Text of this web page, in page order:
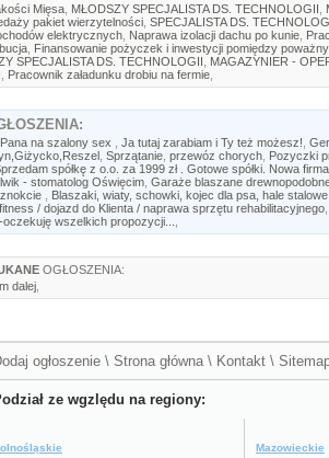
Mięsa MŁODSZY SPECJALISTA DS. TECHNOLOGII
pakiet wierzytelności SPECJALISTA DS.
elektrycznych Naprawa izolacji dachu po kunie
Finansowanie pożyczek i inwestycji pomiędzy
SPECJALISTA DS. TECHNOLOGII
MAGAZYNIER -
Pracownik załadunku drobiu na fermie
na szalony sex Ja tutaj zarabiam i Ty też możesz!
Sprzątanie przewóz chorych Pozyczki
spółkę z o.o. za 1999 zł . Gotowe spółki. Nowa
- stomatolog Oświęcim Garaże blaszane
Blaszaki, wiaty, schowki, kojec dla psa, hale
/ dojazd do Klienta / naprawa sprzętu rehabilitacyjnego
wszelkich propozycji...
OGŁOSZENIA:
dalej
ogłoszenie \ Strona główna \ Kontakt \
ze wgzlędu na regiony:
Mazowieckie